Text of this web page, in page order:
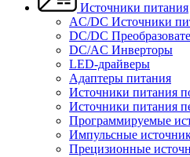
Источники питания
AC/DC Источники
DC/DC
DC/AC Инверторы
LED-драйверы
Адаптеры питания
Источники питания
Источники питания
Программируемые
Импульсные
Прецизионные